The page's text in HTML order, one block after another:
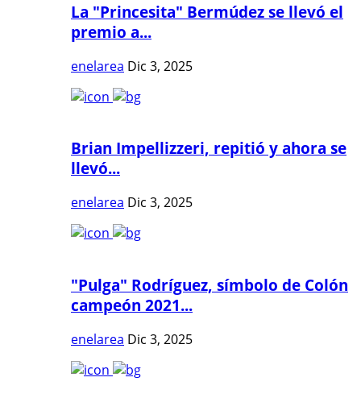
La "Princesita" Bermúdez se llevó el
premio a...
enelarea Dic 3, 2025
Brian Impellizzeri, repitió y ahora se
llevó...
enelarea Dic 3, 2025
"Pulga" Rodríguez, símbolo de Colón
campeón 2021...
enelarea Dic 3, 2025